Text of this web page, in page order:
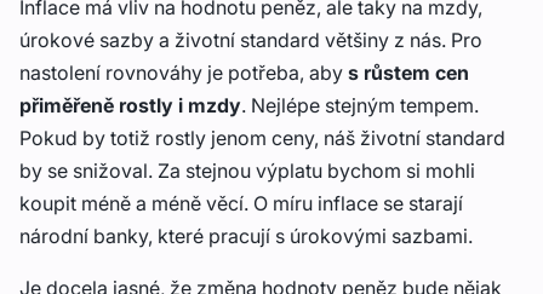
Inflace má vliv na hodnotu peněz, ale taky na mzdy,
úrokové sazby a životní standard většiny z nás. Pro
nastolení rovnováhy je potřeba, aby s růstem cen
přiměřeně rostly i mzdy. Nejlépe stejným tempem.
Pokud by totiž rostly jenom ceny, náš životní standard
by se snižoval. Za stejnou výplatu bychom si mohli
koupit méně a méně věcí. O míru inflace se starají
národní banky, které pracují s úrokovými sazbami.
Je docela jasné, že změna hodnoty peněz bude nějak